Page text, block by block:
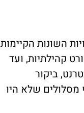
השונות
קהילתיות, ועד
ביקור
שלא היו